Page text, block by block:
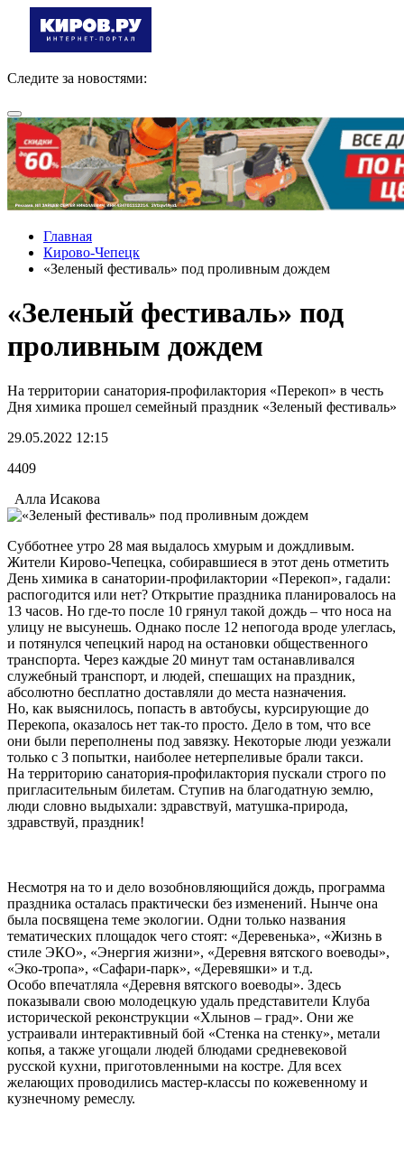
Следите за новостями:
Главная
Кирово-Чепецк
«Зеленый фестиваль» под проливным дождем
«Зеленый фестиваль» под
проливным дождем
На территории санатория-профилактория «Перекоп» в честь
Дня химика прошел семейный праздник «Зеленый фестиваль»
29.05.2022 12:15
4409
Алла Исакова
Субботнее утро 28 мая выдалось хмурым и дождливым.
Жители Кирово-Чепецка, собиравшиеся в этот день отметить
День химика в санатории-профилактории «Перекоп», гадали:
распогодится или нет? Открытие праздника планировалось на
13 часов. Но где-то после 10 грянул такой дождь – что носа на
улицу не высунешь. Однако после 12 непогода вроде улеглась,
и потянулся чепецкий народ на остановки общественного
транспорта. Через каждые 20 минут там останавливался
служебный транспорт, и людей, спешащих на праздник,
абсолютно бесплатно доставляли до места назначения.
Но, как выяснилось, попасть в автобусы, курсирующие до
Перекопа, оказалось нет так-то просто. Дело в том, что все
они были переполнены под завязку. Некоторые люди уезжали
только с 3 попытки, наиболее нетерпеливые брали такси.
На территорию санатория-профилактория пускали строго по
пригласительным билетам. Ступив на благодатную землю,
люди словно выдыхали: здравствуй, матушка-природа,
здравствуй, праздник!
Несмотря на то и дело возобновляющийся дождь, программа
праздника осталась практически без изменений. Нынче она
была посвящена теме экологии. Одни только названия
тематических площадок чего стоят: «Деревенька», «Жизнь в
стиле ЭКО», «Энергия жизни», «Деревня вятского воеводы»,
«Эко-тропа», «Сафари-парк», «Деревяшки» и т.д.
Особо впечатляла «Деревня вятского воеводы». Здесь
показывали свою молодецкую удаль представители Клуба
исторической реконструкции «Хлынов – град». Они же
устраивали интерактивный бой «Стенка на стенку», метали
копья, а также угощали людей блюдами средневековой
русской кухни, приготовленными на костре. Для всех
желающих проводились мастер-классы по кожевенному и
кузнечному ремеслу.